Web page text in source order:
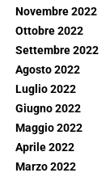
Novembre 2022
Ottobre 2022
Settembre 2022
Agosto 2022
Luglio 2022
Giugno 2022
Maggio 2022
Aprile 2022
Marzo 2022